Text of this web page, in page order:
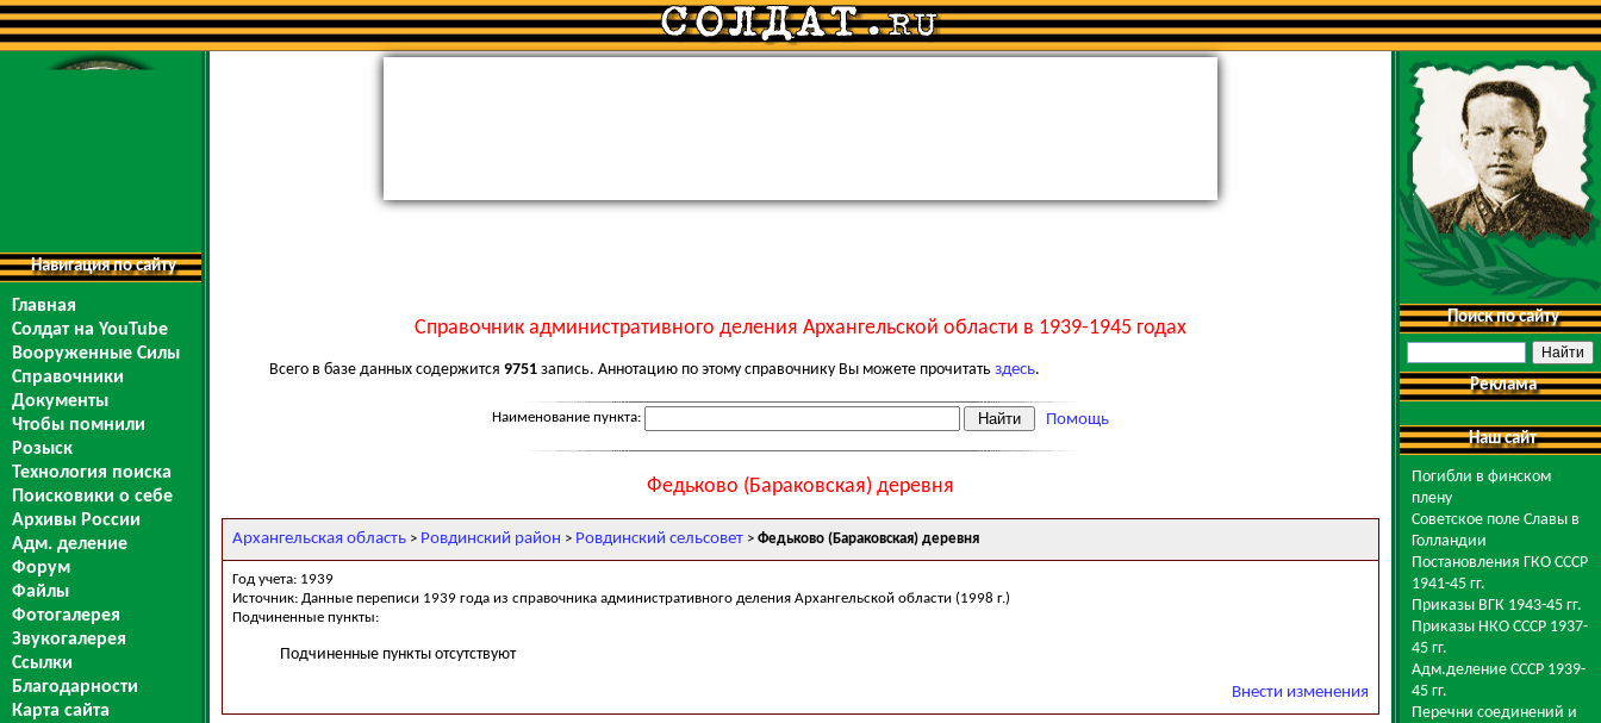
Навигация по сайту
Главная
Солдат на YouTube
Вооруженные Силы
Справочники
Документы
Чтобы помнили
Розыск
Технология поиска
Поисковики о себе
Архивы России
Адм. деление
Форум
Файлы
Фотогалерея
Звукогалерея
Ссылки
Благодарности
Карта сайта
Справочник административного деления Архангельской области в 1939-1945 годах
Всего в базе данных содержится 9751 запись. Аннотацию по этому справочнику Вы можете прочитать здесь.
Наименование пункта: Помощь
Федьково (Бараковская) деревня
Архангельская область > Ровдинский район > Ровдинский сельсовет > Федьково (Бараковская) деревня
Год учета: 1939
Источник: Данные переписи 1939 года из справочника административного деления Архангельской области (1998 г.)
Подчиненные пункты:
Подчиненные пункты отсутствуют
Внести изменения
Поиск по сайту
Реклама
Наш сайт
Погибли в финском
плену
Советское поле Славы в
Голландии
Постановления ГКО СССР
1941-45 гг.
Приказы ВГК 1943-45 гг.
Приказы НКО СССР 1937-
45 гг.
Адм.деление СССР 1939-
45 гг.
Перечни соединений и